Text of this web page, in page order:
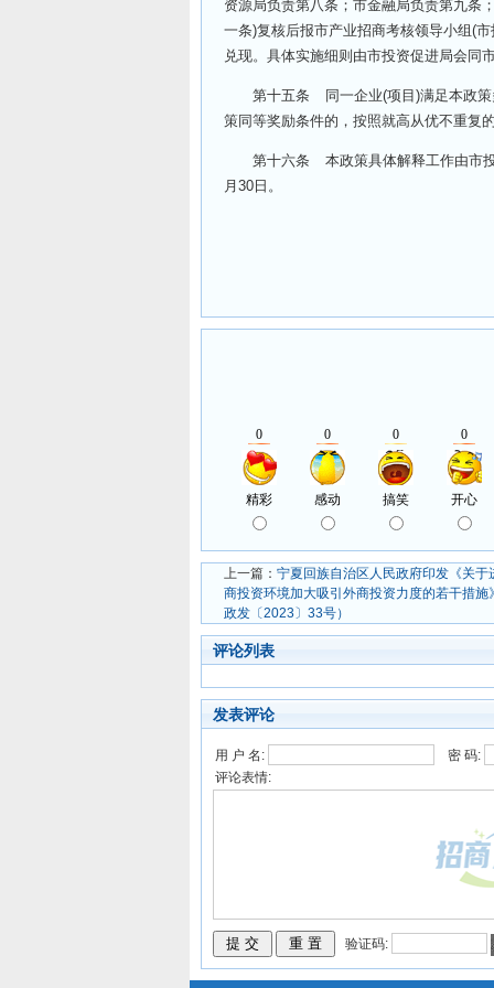
资源局负责第八条；市金融局负责第九条
一条)复核后报市产业招商考核领导小组(
兑现。具体实施细则由市投资促进局会同
第十五条 同一企业(项目)满足本政策
策同等奖励条件的，按照就高从优不重复
第十六条 本政策具体解释工作由市投
月30日。
上一篇： 宁夏回族自治区人民政府印发《关于
商投资环境加大吸引外商投资力度的若干措施
政发〔2023〕33号）
评论列表
发表评论
用 户 名:
密 码:
评论表情:
验证码: